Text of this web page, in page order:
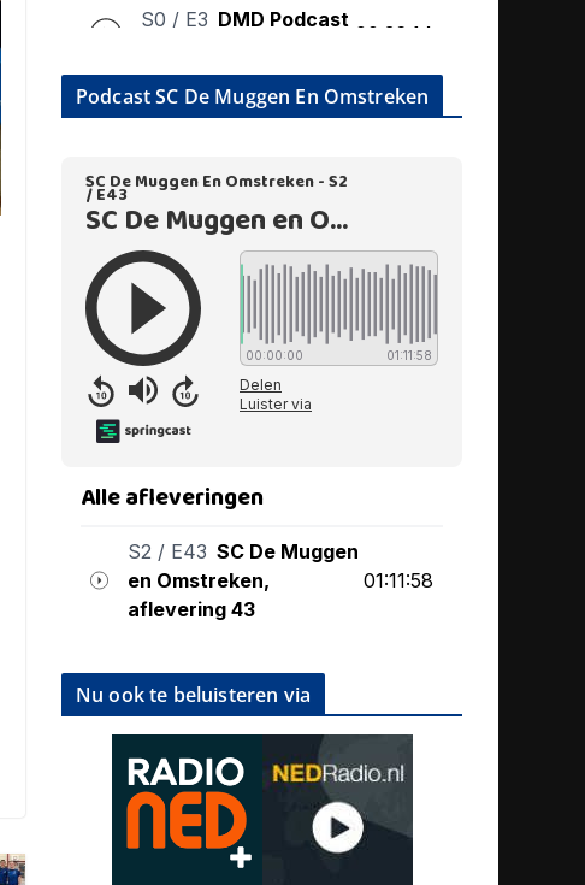
Podcast SC De Muggen En Omstreken
Nu ook te beluisteren via